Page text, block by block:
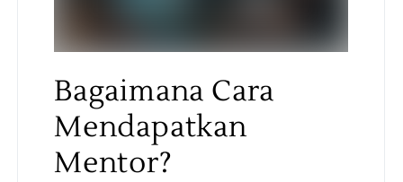
Bagaimana Cara
Mendapatkan
Mentor?